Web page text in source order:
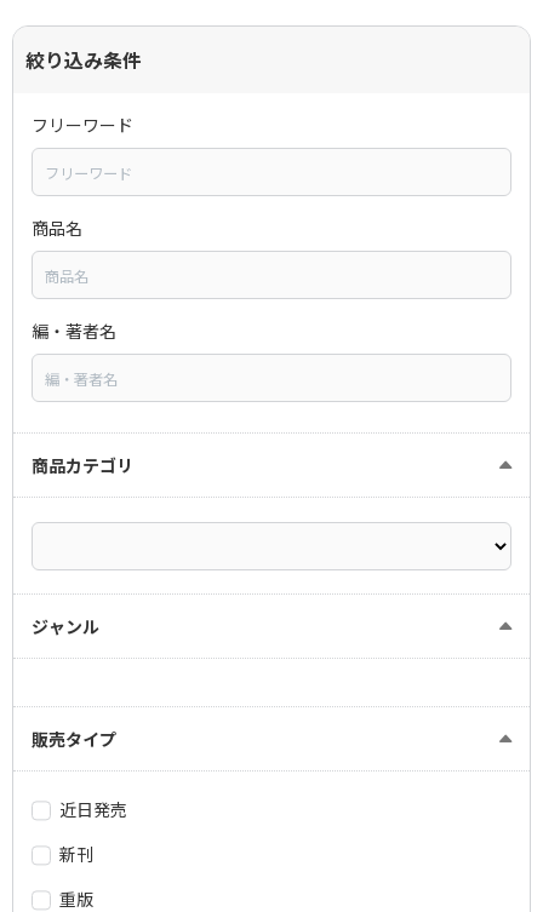
絞り込み条件
フリーワード
商品名
編・著者名
商品カテゴリ
ジャンル
販売タイプ
近日発売
新刊
重版